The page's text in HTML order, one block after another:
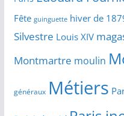
Fête guinguette hiver de
Silvestre Louis XIV
Montmartre moulin
généraux Métiers